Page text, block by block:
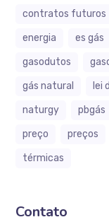
contratos futuros
energia
es gás
gasodutos
gás natural
lei
naturgy
pbgás
preço
preços
térmicas
Contato